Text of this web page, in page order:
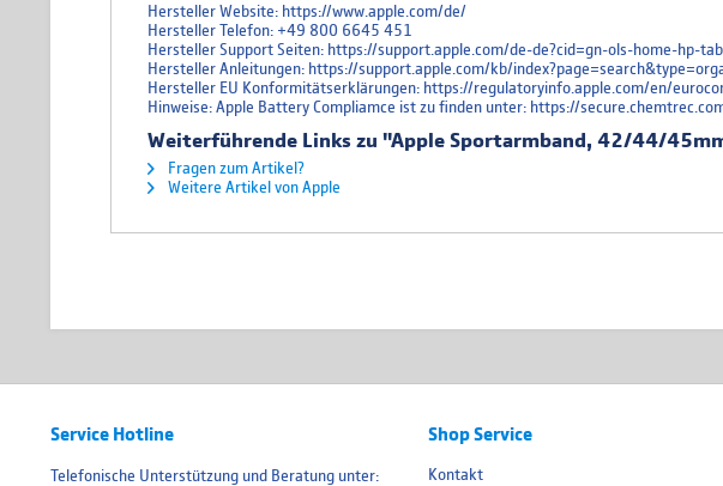
Hersteller Website: https://www.apple.com/de/
Hersteller Telefon: +49 800 6645 451
Hersteller Support Seiten: https://support.apple.com/de-de?cid=gn-ols-home-hp-tab
Hersteller Anleitungen: https://support.apple.com/kb/
Hersteller EU Konformitätserklärungen: https://regulatoryinfo.apple.com/en/
Hinweise: Apple Battery Compliamce ist zu finden unter: https://
Weiterführende Links zu "Apple Sportarmband, 42/44/
Fragen zum Artikel?
Weitere Artikel von Apple
Service Hotline
Telefonische Unterstützung und Beratung unter:
Shop Service
Kontakt